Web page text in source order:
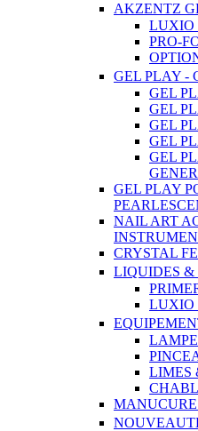
AKZENTZ
LUXIO
PRO-
GEL PLAY -
GEL
GEL
GEL
GEL
GEL
GEL PLAY
NAIL ART
CRYSTAL
LIQUIDES &
LUXIO
LIMES